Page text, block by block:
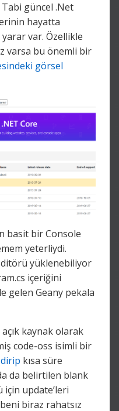
güncel .Net
hayatta
yarar var. Özellikle
varsa bu önemli bir
görsel
basit bir Console
yeterliydi.
yüklenebiliyor
içeriğini
gelen Geany pekala
kaynak olarak
code-oss isimli bir
kısa süre
da belirtilen blank
update’leri
biraz rahatsız